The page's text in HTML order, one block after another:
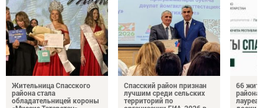
Жительница Спасского
района стала
обладательницей короны
Спасский район признан
лучшим среди сельских
территорий по
66
района